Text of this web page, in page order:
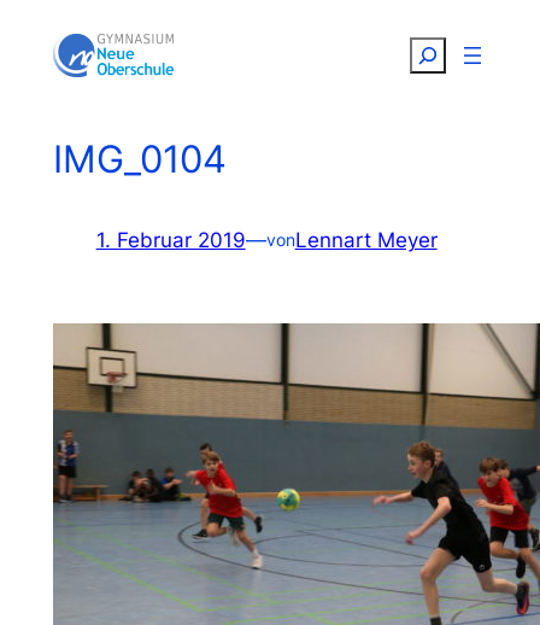
Inhalt
Suchen
IMG_0104
1. Februar 2019—vonLennart Meyer